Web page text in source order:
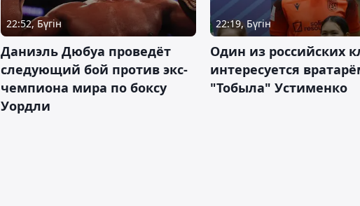
22:52, Бүгін
Даниэль Дюбуа проведёт
следующий бой против экс-
чемпиона мира по боксу
Уордли
22:19, Бүгін
Один из российских
интересуется
"Тобыла" Устименко